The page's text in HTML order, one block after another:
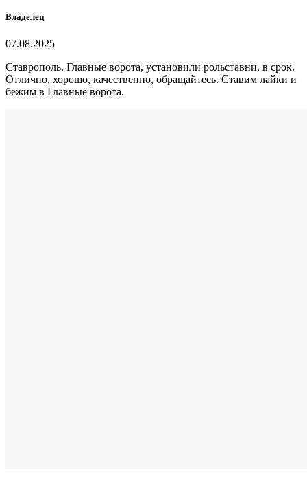
Владелец
07.08.2025
Ставрополь. Главные ворота, установили рольставни, в срок.
Отлично, хорошо, качественно, обращайтесь. Ставим лайки и
бежим в Главные ворота.